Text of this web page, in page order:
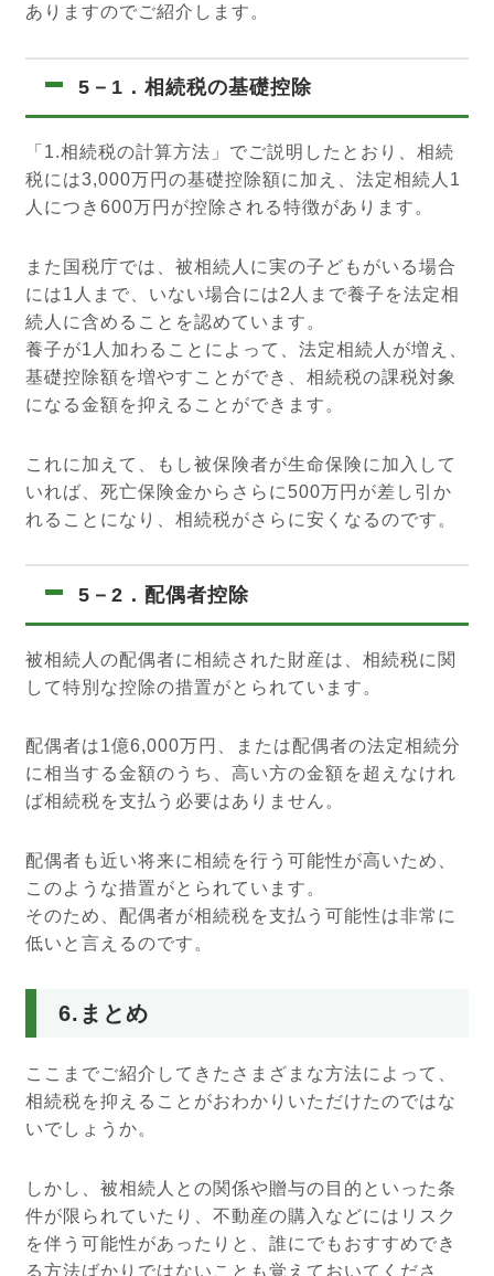
ありますのでご紹介します。
5－1．相続税の基礎控除
「1.相続税の計算方法」でご説明したとおり、相続
税には3,000万円の基礎控除額に加え、法定相続人1
人につき600万円が控除される特徴があります。
また国税庁では、被相続人に実の子どもがいる場合
には1人まで、いない場合には2人まで養子を法定相
続人に含めることを認めています。
養子が1人加わることによって、法定相続人が増え、
基礎控除額を増やすことができ、相続税の課税対象
になる金額を抑えることができます。
これに加えて、もし被保険者が生命保険に加入して
いれば、死亡保険金からさらに500万円が差し引か
れることになり、相続税がさらに安くなるのです。
5－2．配偶者控除
被相続人の配偶者に相続された財産は、相続税に関
して特別な控除の措置がとられています。
配偶者は1億6,000万円、または配偶者の法定相続分
に相当する金額のうち、高い方の金額を超えなけれ
ば相続税を支払う必要はありません。
配偶者も近い将来に相続を行う可能性が高いため、
このような措置がとられています。
そのため、配偶者が相続税を支払う可能性は非常に
低いと言えるのです。
6.まとめ
ここまでご紹介してきたさまざまな方法によって、
相続税を抑えることがおわかりいただけたのではな
いでしょうか。
しかし、被相続人との関係や贈与の目的といった条
件が限られていたり、不動産の購入などにはリスク
を伴う可能性があったりと、誰にでもおすすめでき
る方法ばかりではないことも覚えておいてくださ